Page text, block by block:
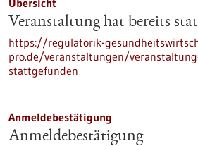
Übersicht
Veranstaltung hat bereits
https://regulatorik-
pro.de/veranstaltungen/
stattgefunden
Anmeldebestätigung
Anmeldebestätigung